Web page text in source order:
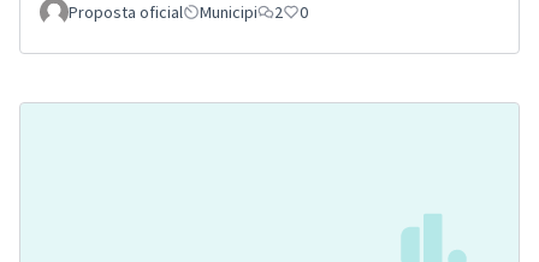
Proposta oficial Municipi 2 0